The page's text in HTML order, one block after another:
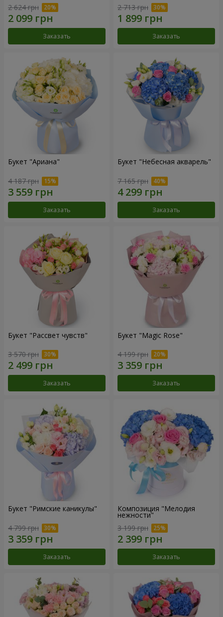
2 624 грн
Заказать
2 713 грн
Заказать
Букет "Ариана"
4 187 грн
Заказать
Букет "Небесная акварель"
7 165 грн
Заказать
Букет "Рассвет чувств"
3 570 грн
Заказать
Букет "Magic Rose"
4 199 грн
Заказать
Букет "Римские каникулы"
4 799 грн
Заказать
Композиция "Мелодия
нежности"
3 199 грн
Заказать